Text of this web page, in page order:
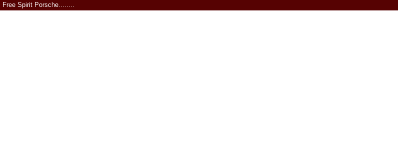
Free Spirit Porsche........